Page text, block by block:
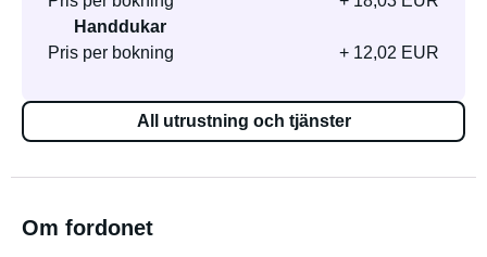
Handdukar
Pris per bokning
+ 12,02 EUR
All utrustning och tjänster
Om fordonet